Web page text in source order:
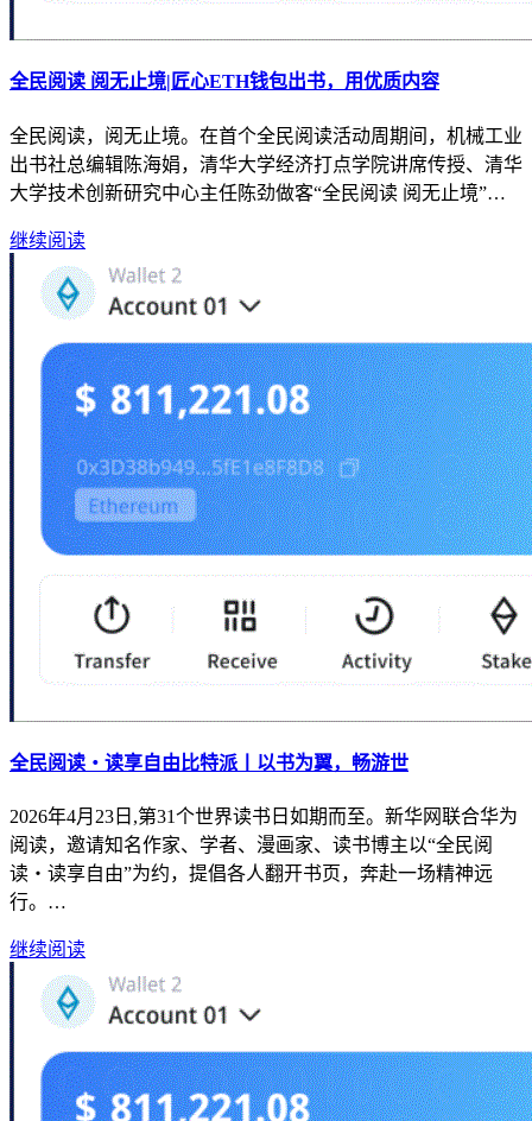
全民阅读 阅无止境|匠心ETH钱包出书，用优质内容
全民阅读，阅无止境。在首个全民阅读活动周期间，机械工业
出书社总编辑陈海娟，清华大学经济打点学院讲席传授、清华
大学技术创新研究中心主任陈劲做客“全民阅读 阅无止境”…
继续阅读
全民阅读・读享自由比特派丨以书为翼，畅游世
2026年4月23日,第31个世界读书日如期而至。新华网联合华为
阅读，邀请知名作家、学者、漫画家、读书博主以“全民阅
读・读享自由”为约，提倡各人翻开书页，奔赴一场精神远
行。…
继续阅读